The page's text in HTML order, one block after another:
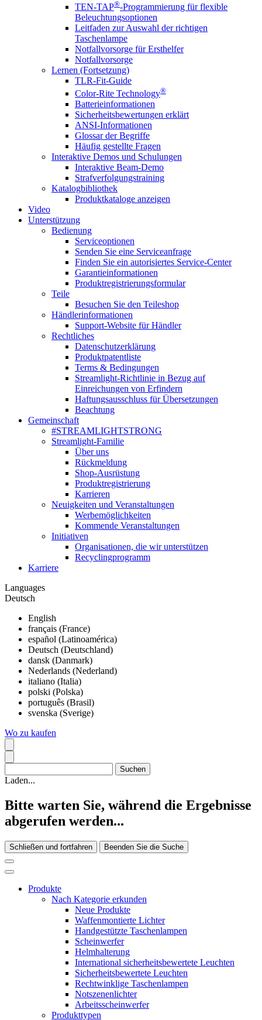
TEN-TAP®-Programmierung für flexible
Beleuchtungsoptionen
Leitfaden zur Auswahl der richtigen
Taschenlampe
Notfallvorsorge für Ersthelfer
Notfallvorsorge
Lernen (Fortsetzung)
TLR-Fit-Guide
Color-Rite Technology®
Batterieinformationen
Sicherheitsbewertungen erklärt
ANSI-Informationen
Glossar der Begriffe
Häufig gestellte Fragen
Interaktive Demos und Schulungen
Interaktive Beam-Demo
Strafverfolgungstraining
Katalogbibliothek
Produktkataloge anzeigen
Video
Unterstützung
Bedienung
Serviceoptionen
Senden Sie eine Serviceanfrage
Finden Sie ein autorisiertes Service-Center
Garantieinformationen
Produktregistrierungsformular
Teile
Besuchen Sie den Teileshop
Händlerinformationen
Support-Website für Händler
Rechtliches
Datenschutzerklärung
Produktpatentliste
Terms & Bedingungen
Streamlight-Richtlinie in Bezug auf
Einreichungen von Erfindern
Haftungsausschluss für Übersetzungen
Beachtung
Gemeinschaft
#STREAMLIGHTSTRONG
Streamlight-Familie
Über uns
Rückmeldung
Shop-Ausrüstung
Produktregistrierung
Karrieren
Neuigkeiten und Veranstaltungen
Werbemöglichkeiten
Kommende Veranstaltungen
Initiativen
Organisationen, die wir unterstützen
Recyclingprogramm
Karriere
Languages
Deutsch
English
français (France)
español (Latinoamérica)
Deutsch (Deutschland)
dansk (Danmark)
Nederlands (Nederland)
italiano (Italia)
polski (Polska)
português (Brasil)
svenska (Sverige)
Wo zu kaufen
Laden...
Bitte warten Sie, während die Ergebnisse
abgerufen werden...
Schließen und fortfahren Beenden Sie die Suche
Produkte
Nach Kategorie erkunden
Neue Produkte
Waffenmontierte Lichter
Handgestützte Taschenlampen
Scheinwerfer
Helmhalterung
International sicherheitsbewertete Leuchten
Sicherheitsbewertete Leuchten
Rechtwinklige Taschenlampen
Notszenenlichter
Arbeitsscheinwerfer
Produkttypen